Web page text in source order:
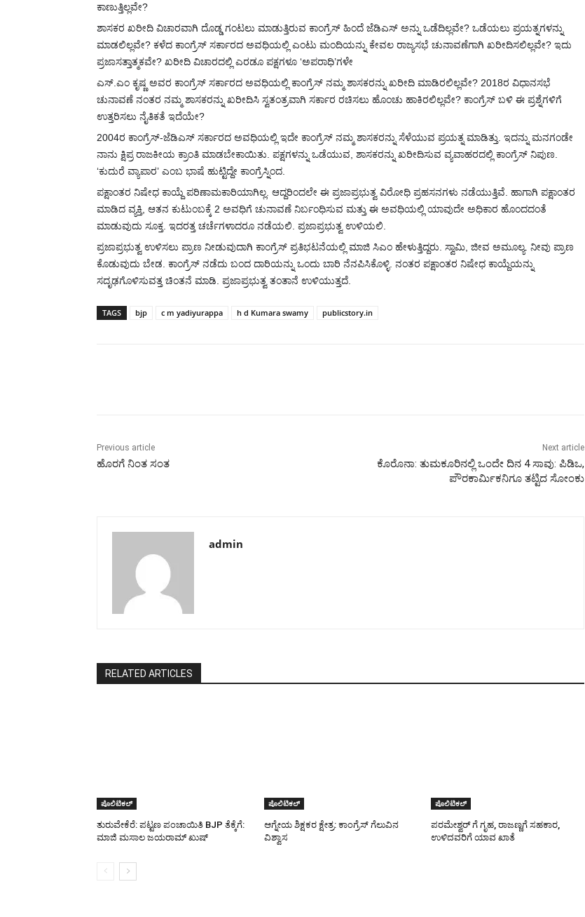
ಕಾಣುತ್ತಿಲ್ಲವೇ?
ಶಾಸಕರ ಖರೀದಿ ವಿಚಾರವಾಗಿ ದೊಡ್ಡ ಗಂಟಲು ಮಾಡುತ್ತಿರುವ ಕಾಂಗ್ರೆಸ್ ಹಿಂದೆ ಜೆಡಿಎಸ್ ಅನ್ನು ಒಡೆದಿಲ್ಲವೇ? ಒಡೆಯಲು ಪ್ರಯತ್ನಗಳನ್ನು
ಮಾಡಲಿಲ್ಲವೇ? ಕಳೆದ ಕಾಂಗ್ರೆಸ್ ಸರ್ಕಾರದ ಅವಧಿಯಲ್ಲಿ ಎಂಟು ಮಂದಿಯನ್ನು ಕೇವಲ ರಾಜ್ಯಸಭೆ ಚುನಾವಣೆಗಾಗಿ ಖರೀದಿಸಲಿಲ್ಲವೇ? ಇದು
ಪ್ರಜಾಸತ್ತಾತ್ಮಕವೇ? ಖರೀದಿ ವಿಚಾರದಲ್ಲಿ ಎರಡೂ ಪಕ್ಷಗಳೂ ‘ಅಪರಾಧಿ’ಗಳೇ
ಎಸ್.ಎಂ ಕೃಷ್ಣ ಅವರ ಕಾಂಗ್ರೆಸ್ ಸರ್ಕಾರದ ಅವಧಿಯಲ್ಲಿ ಕಾಂಗ್ರೆಸ್ ನಮ್ಮ ಶಾಸಕರನ್ನು ಖರೀದಿ ಮಾಡಿರಲಿಲ್ಲವೇ? 2018ರ ವಿಧಾನಸಭೆ
ಚುನಾವಣೆ ನಂತರ ನಮ್ಮ ಶಾಸಕರನ್ನು ಖರೀದಿಸಿ ಸ್ವತಂತ್ರವಾಗಿ ಸರ್ಕಾರ ರಚಿಸಲು ಹೊಂಚು ಹಾಕಿರಲಿಲ್ಲವೇ? ಕಾಂಗ್ರೆಸ್ ಬಳಿ ಈ ಪ್ರಶ್ನೆಗಳಿಗೆ
ಉತ್ತರಿಸಲು ನೈತಿಕತೆ ಇದೆಯೇ?
2004ರ ಕಾಂಗ್ರೆಸ್-ಜೆಡಿಎಸ್ ಸರ್ಕಾರದ ಅವಧಿಯಲ್ಲಿ ಇದೇ ಕಾಂಗ್ರೆಸ್ ನಮ್ಮ ಶಾಸಕರನ್ನು ಸೆಳೆಯುವ ಪ್ರಯತ್ನ ಮಾಡಿತ್ತು. ಇದನ್ನು ಮನಗಂಡೇ
ನಾನು ಕ್ಷಿಪ್ರ ರಾಜಕೀಯ ಕ್ರಾಂತಿ ಮಾಡಬೇಕಾಯಿತು. ಪಕ್ಷಗಳನ್ನು ಒಡೆಯುವ, ಶಾಸಕರನ್ನು ಖರೀದಿಸುವ ವ್ಯವಾಹರದಲ್ಲಿ ಕಾಂಗ್ರೆಸ್ ನಿಪುಣ.
‘ಕುದುರೆ ವ್ಯಾಪಾರ’ ಎಂಬ ಭಾಷೆ ಹುಟ್ಟಿದ್ದೇ ಕಾಂಗ್ರೆಸ್ನಿಂದ.
ಪಕ್ಷಾಂತರ ನಿಷೇಧ ಕಾಯ್ದೆ ಪರಿಣಾಮಕಾರಿಯಾಗಿಲ್ಲ.‌ ಆದ್ದರಿಂದಲೇ ಈ ಪ್ರಜಾಪ್ರಭುತ್ವ ವಿರೋಧಿ ಪ್ರಹಸನಗಳು ನಡೆಯುತ್ತಿವೆ. ಹಾಗಾಗಿ ಪಕ್ಷಾಂತರ
ಮಾಡಿದ ವ್ಯಕ್ತಿ, ಆತನ ಕುಟುಂಬಕ್ಕೆ 2 ಅವಧಿಗೆ ಚುನಾವಣೆ ನಿರ್ಬಂಧಿಸುವ ಮತ್ತು ಈ ಅವಧಿಯಲ್ಲಿ ಯಾವುದೇ ಅಧಿಕಾರ ಹೊಂದದಂತೆ
ಮಾಡುವುದು ಸೂಕ್ತ. ಇದರತ್ತ ಚರ್ಚೆಗಳಾದರೂ ನಡೆಯಲಿ. ಪ್ರಜಾಪ್ರಭುತ್ವ ಉಳಿಯಲಿ.
ಪ್ರಜಾಪ್ರಭುತ್ವ ಉಳಿಸಲು ಪ್ರಾಣ ನೀಡುವುದಾಗಿ ಕಾಂಗ್ರೆಸ್‌ ಪ್ರತಿಭಟನೆಯಲ್ಲಿ ಮಾಜಿ ಸಿಎಂ ಹೇಳುತ್ತಿದ್ದರು. ಸ್ವಾಮಿ, ಜೀವ ಅಮೂಲ್ಯ. ನೀವು ಪ್ರಾಣ
ಕೊಡುವುದು ಬೇಡ. ಕಾಂಗ್ರೆಸ್‌ ನಡೆದು ಬಂದ ದಾರಿಯನ್ನು ಒಂದು ಬಾರಿ ನೆನಪಿಸಿಕೊಳ್ಳಿ. ನಂತರ ಪಕ್ಷಾಂತರ ನಿಷೇಧ ಕಾಯ್ದೆಯನ್ನು
ಸದೃಢಗೊಳಿಸುವತ್ತ ಚಿಂತನೆ ಮಾಡಿ. ಪ್ರಜಾಪ್ರಭುತ್ವ ತಂತಾನೆ ಉಳಿಯುತ್ತದೆ.
TAGS bjp c m yadiyurappa h d Kumara swamy publicstory.in
Previous article
ಹೊರಗೆ ನಿಂತ ಸಂತ
Next article
ಕೊರೊನಾ: ತುಮಕೂರಿನಲ್ಲಿ ಒಂದೇ ದಿನ 4 ಸಾವು: ಪಿಡಿಒ,
ಪೌರಕಾರ್ಮಿಕನಿಗೂ ತಟ್ಟಿದ ಸೋಂಕು
admin
RELATED ARTICLES
ಪೊಲಿಟಿಕಲ್
ತುರುವೇಕೆರೆ: ಪಟ್ಟಣ ಪಂಚಾಯಿತಿ BJP ತೆಕ್ಕೆಗೆ:
ಮಾಜಿ ಮಸಾಲ ಜಯರಾಮ್ ಖುಷ್
ಪೊಲಿಟಿಕಲ್
ಆಗ್ನೇಯ ಶಿಕ್ಷಕರ ಕ್ಷೇತ್ರ: ಕಾಂಗ್ರೆಸ್ ಗೆಲುವಿನ
ವಿಶ್ವಾಸ
ಪೊಲಿಟಿಕಲ್
ಪರಮೇಶ್ವರ್ ಗೆ ಗೃಹ, ರಾಜಣ್ಣಗೆ ಸಹಕಾರ,
ಉಳಿದವರಿಗೆ ಯಾವ ಖಾತೆ